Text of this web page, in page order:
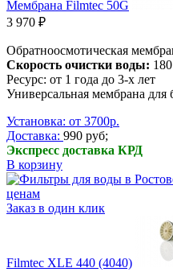
Мембрана Filmtec 50G
3 970 ₽
Обратноосмотическая
Скорость очистки воды:
Ресурс: от 1 года до 3-х лет
Универсальная мембрана
Установка: от 3700р.
Доставка: 990 руб;
Экспресс доставка КРД
В корзину
Заказ в один клик
Filmtec XLE 440 (4040)